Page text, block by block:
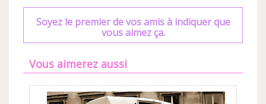
Soyez le premier de vos amis à indiquer que
vous aimez ça.
Vous aimerez aussi